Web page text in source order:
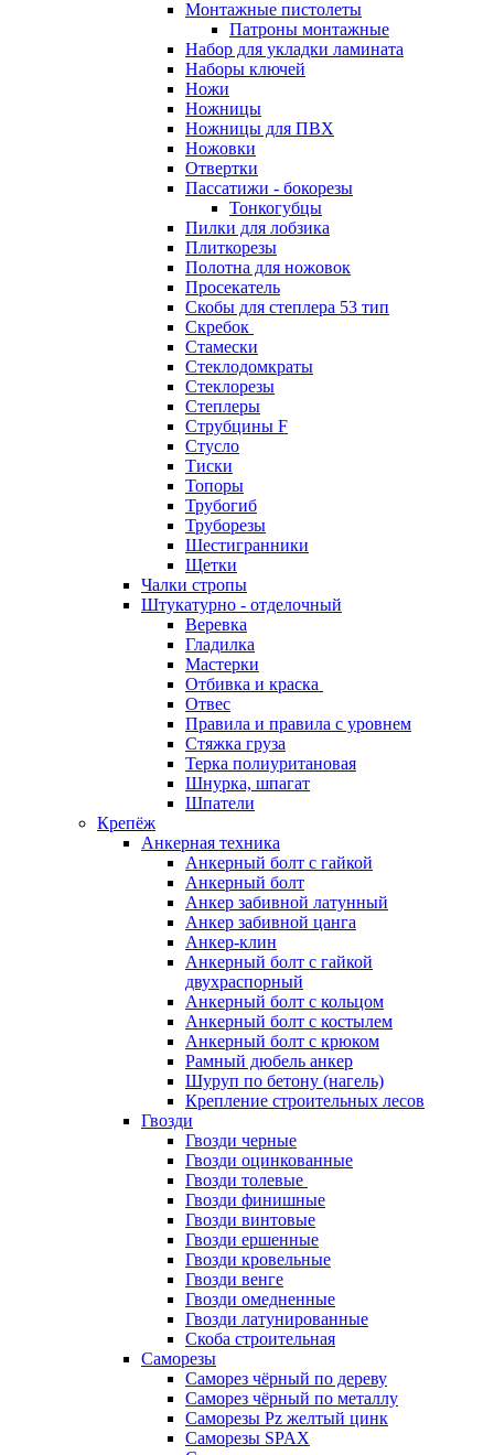
Монтажные пистолеты
Патроны монтажные
Набор для укладки ламината
Наборы ключей
Ножи
Ножницы
Ножницы для ПВХ
Ножовки
Отвертки
Пассатижи - бокорезы
Тонкогубцы
Пилки для лобзика
Плиткорезы
Полотна для ножовок
Просекатель
Скобы для степлера 53 тип
Скребок
Стамески
Стеклодомкраты
Стеклорезы
Степлеры
Струбцины F
Стусло
Тиски
Топоры
Трубогиб
Труборезы
Шестигранники
Щетки
Чалки стропы
Штукатурно - отделочный
Веревка
Гладилка
Мастерки
Отбивка и краска
Отвес
Правила и правила с уровнем
Стяжка груза
Терка полиуритановая
Шнурка, шпагат
Шпатели
Крепёж
Анкерная техника
Анкерный болт с гайкой
Анкерный болт
Анкер забивной латунный
Анкер забивной цанга
Анкер-клин
Анкерный болт с гайкой
двухраспорный
Анкерный болт с кольцом
Анкерный болт с костылем
Анкерный болт с крюком
Рамный дюбель анкер
Шуруп по бетону (нагель)
Крепление строительных лесов
Гвозди
Гвозди черные
Гвозди оцинкованные
Гвозди толевые
Гвозди финишные
Гвозди винтовые
Гвозди ершенные
Гвозди кровельные
Гвозди венге
Гвозди омедненные
Гвозди латунированные
Скоба строительная
Саморезы
Саморез чёрный по дереву
Саморез чёрный по металлу
Саморезы Pz желтый цинк
Саморезы SPAX